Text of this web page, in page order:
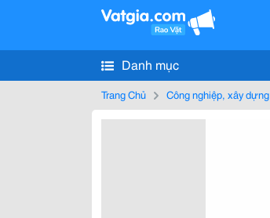
Danh mục
Trang Chủ Công nghiệp, xây dựng